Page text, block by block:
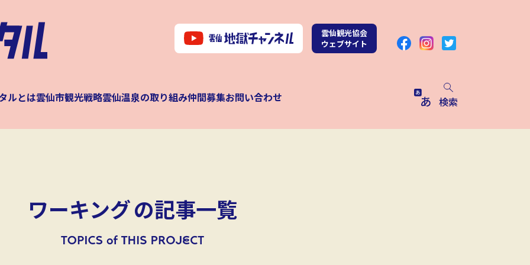
雲仙観光協会
ウェブサイト
ルとは雲仙市観光戦略雲仙温泉の取り組み仲間募集お問い合わせ 検索
ワーキングの記事一覧